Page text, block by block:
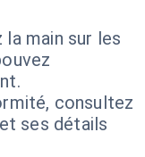
la main sur les
consultez
et ses détails